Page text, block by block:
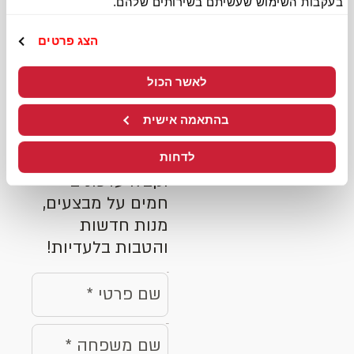
הצג פרטים
לאשר הכול
בהתאמה אישית
לדחות
כל הטוב
של האט -
לפני כולם!
הצטרפו למועדון
וקבלו עדכונים
חמים על מבצעים,
מנות חדשות
והטבות בלעדיות!